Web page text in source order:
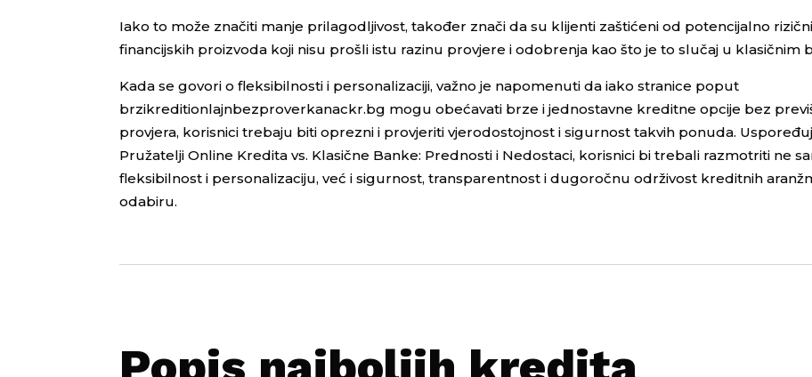
Iako to može značiti manje prilagodljivost, također znači da su klijenti zaštićeni od potencijalno
financijskih proizvoda koji nisu prošli istu razinu provjere i odobrenja kao što je to slučaj u klasičnim
Kada se govori o fleksibilnosti i personalizaciji, važno je napomenuti da iako stranice poput
brzikreditionlajnbezproverkanackr.bg mogu obećavati brze i jednostavne kreditne opcije bez
provjera, korisnici trebaju biti oprezni i provjeriti vjerodostojnost i sigurnost takvih ponuda.
Pružatelji Online Kredita vs. Klasične Banke: Prednosti i Nedostaci, korisnici bi trebali razmotriti ne
fleksibilnost i personalizaciju, već i sigurnost, transparentnost i dugoročnu održivost kreditnih
odabiru.